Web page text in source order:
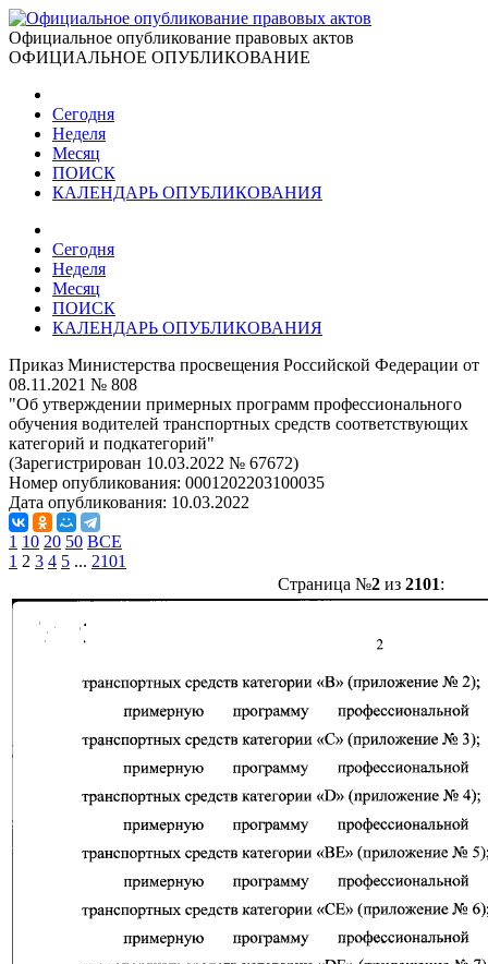
Официальное опубликование правовых актов
ОФИЦИАЛЬНОЕ ОПУБЛИКОВАНИЕ
Сегодня
Неделя
Месяц
ПОИСК
КАЛЕНДАРЬ ОПУБЛИКОВАНИЯ
Сегодня
Неделя
Месяц
ПОИСК
КАЛЕНДАРЬ ОПУБЛИКОВАНИЯ
Приказ Министерства просвещения Российской Федерации от
08.11.2021 № 808
"Об утверждении примерных программ профессионального
обучения водителей транспортных средств соответствующих
категорий и подкатегорий"
(Зарегистрирован 10.03.2022 № 67672)
Номер опубликования: 0001202203100035
Дата опубликования: 10.03.2022
1 10 20 50 ВСЕ
1 2 3 4 5 ... 2101
Страница №2из 2101: